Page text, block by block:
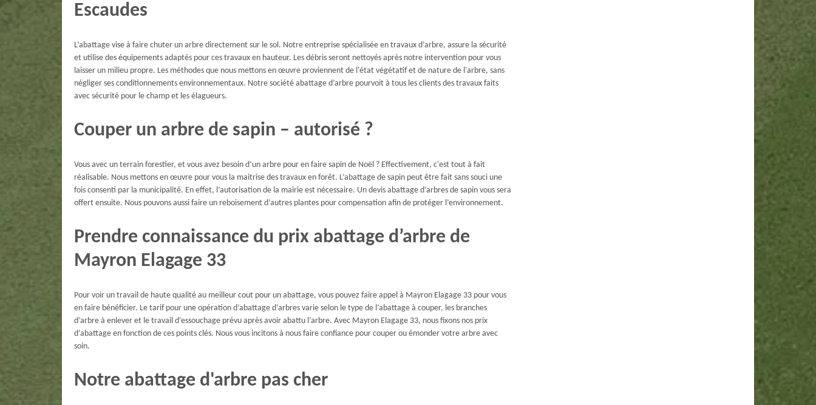
Escaudes
L’abattage vise à faire chuter un arbre directement sur le sol. Notre entreprise spécialisée en travaux d’arbre, assure la sécurité
et utilise des équipements adaptés pour ces travaux en hauteur. Les débris seront nettoyés après notre intervention pour vous
laisser un milieu propre. Les méthodes que nous mettons en œuvre proviennent de l'état végétatif et de nature de l'arbre, sans
négliger ses conditionnements environnementaux. Notre société abattage d’arbre pourvoit à tous les clients des travaux faits
avec sécurité pour le champ et les élagueurs.
Couper un arbre de sapin – autorisé ?
Vous avec un terrain forestier, et vous avez besoin d’un arbre pour en faire sapin de Noël ? Effectivement, c'est tout à fait
réalisable. Nous mettons en œuvre pour vous la maitrise des travaux en forêt. L’abattage de sapin peut être fait sans souci une
fois consenti par la municipalité. En effet, l’autorisation de la mairie est nécessaire. Un devis abattage d’arbres de sapin vous sera
offert ensuite. Nous pouvons aussi faire un reboisement d’autres plantes pour compensation afin de protéger l’environnement.
Prendre connaissance du prix abattage d’arbre de
Mayron Elagage 33
Pour voir un travail de haute qualité au meilleur cout pour un abattage, vous pouvez faire appel à Mayron Elagage 33 pour vous
en faire bénéficier. Le tarif pour une opération d’abattage d’arbres varie selon le type de l’abattage à couper, les branches
d’arbre à enlever et le travail d’essouchage prévu après avoir abattu l’arbre. Avec Mayron Elagage 33, nous fixons nos prix
d’abattage en fonction de ces points clés. Nous vous incitons à nous faire confiance pour couper ou émonder votre arbre avec
soin.
Notre abattage d'arbre pas cher